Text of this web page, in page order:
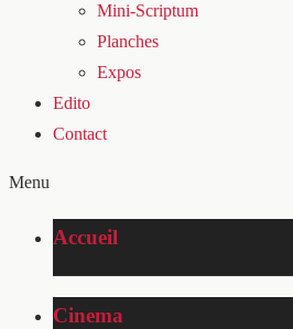
Mini-Scriptum
Planches
Expos
Edito
Contact
Menu
Accueil
Cinema